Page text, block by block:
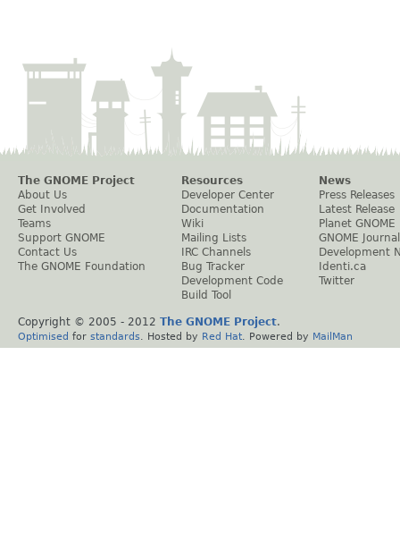
The GNOME Project
About Us
Get Involved
Teams
Support GNOME
Contact Us
The GNOME Foundation
Resources
Developer Center
Documentation
Wiki
Mailing Lists
IRC Channels
Bug Tracker
Development Code
Build Tool
News
Press Releases
Latest Release
Planet GNOME
GNOME Journal
Development
Identi.ca
Twitter
Copyright © 2005 - 2012 The GNOME Project.
Optimised for standards . Hosted by Red Hat . Powered by MailMan